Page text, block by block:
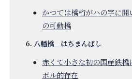
かつては橋桁がハの字に
の可動橋
八幡橋 はちまんばし
赤くて小さな初の国産鉄
ボル的存在